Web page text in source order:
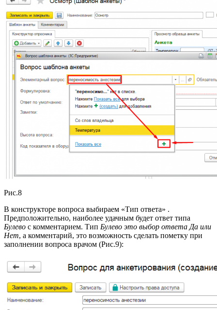
Рис.8
В конструкторе вопроса выбираем «Тип ответа» .
Предположительно, наиболее удачным будет ответ типа
Булево с комментарием. Тип Булево это выбор ответа Да или
Нет, а комментарий, это возможность сделать пометку при
заполнении вопроса врачом (Рис.9):